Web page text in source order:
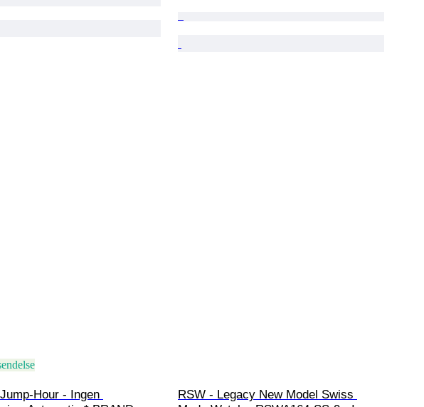
Hour - Ingen
RSW - Legacy New Model Swiss